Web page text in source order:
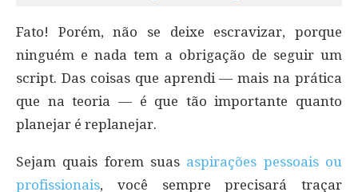
Fato! Porém, não se deixe escravizar, porque
ninguém e nada tem a obrigação de seguir um
script. Das coisas que aprendi — mais na prática
que na teoria — é que tão importante quanto
planejar é replanejar.
Sejam quais forem suas aspirações pessoais ou
profissionais, você sempre precisará traçar